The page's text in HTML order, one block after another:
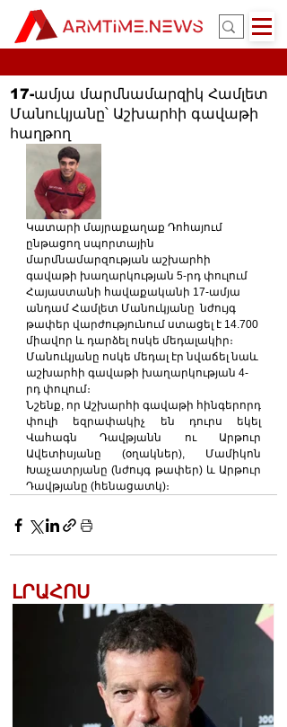
17-ամյա մարմնամարզիկ Համլետ
Մանուկյանը՝ Աշխարհի գավաթի
հաղթող
Կատարի մայրաքաղաք Դոհայում
ընթացող սպորտային
մարմնամարզության աշխարհի
գավաթի խաղարկության 5-րդ փուլում
Հայաստանի հավաքականի 17-ամյա
անդամ Համլետ Մանուկյանը  նժույգ
թափեր վարժությունում ստացել է 14.700
միավոր և դարձել ոսկե մեդալակիր։
Մանուկյանը ոսկե մեդալ էր նվաճել նաև
աշխարհի գավաթի խաղարկության 4-
րդ փուլում։
Նշենք, որ Աշխարհի գավաթի հինգերորդ
փուլի եզրափակիչ են դուրս եկել
Վահագն Դավթյանն ու Արթուր
Ավետիսյանը (օղակներ), Մամիկոն
Խաչատրյանը (նժույգ թափեր) և Արթուր
Դավթյանը (հենացատկ)։
ԼՐԱՀՈՍ